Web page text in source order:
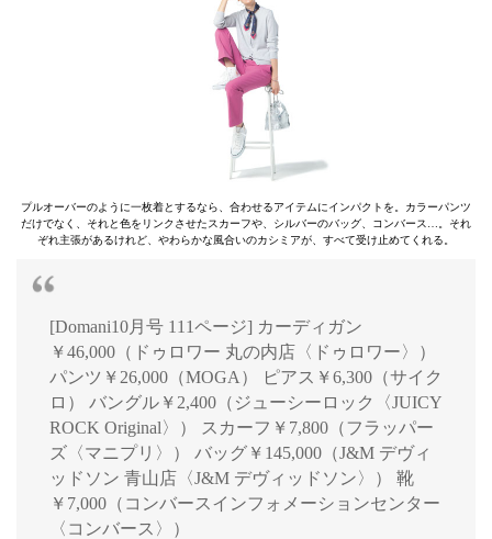
プルオーバーのように一枚着とするなら、合わせるアイテムにインパクトを。カラーパンツ
だけでなく、それと色をリンクさせたスカーフや、シルバーのバッグ、コンバース…。それ
ぞれ主張があるけれど、やわらかな風合いのカシミアが、すべて受け止めてくれる。
[Domani10月号 111ページ] カーディガン
￥46,000（ドゥロワー 丸の内店〈ドゥロワー〉）
パンツ￥26,000（MOGA） ピアス￥6,300（サイク
ロ） バングル￥2,400（ジューシーロック〈JUICY
ROCK Original〉） スカーフ￥7,800（フラッパー
ズ〈マニプリ〉） バッグ￥145,000（J&M デヴィ
ッドソン 青山店〈J&M デヴィッドソン〉） 靴
￥7,000（コンバースインフォメーションセンター
〈コンバース〉）